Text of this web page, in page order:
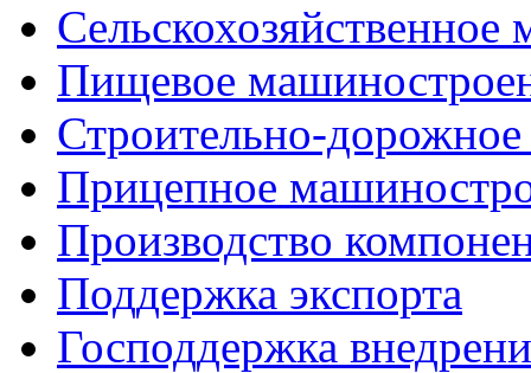
Пищевое
Строительно-
Прицепное
Производство
Поддержка экспорта
Господдержка